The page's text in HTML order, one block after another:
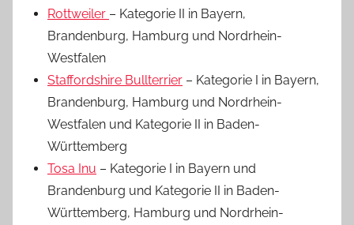
Rottweiler – Kategorie II in Bayern,
Brandenburg, Hamburg und Nordrhein-
Westfalen
Staffordshire Bullterrier – Kategorie I in Bayern,
Brandenburg, Hamburg und Nordrhein-
Westfalen und Kategorie II in Baden-
Württemberg
Tosa Inu – Kategorie I in Bayern und
Brandenburg und Kategorie II in Baden-
Württemberg, Hamburg und Nordrhein-